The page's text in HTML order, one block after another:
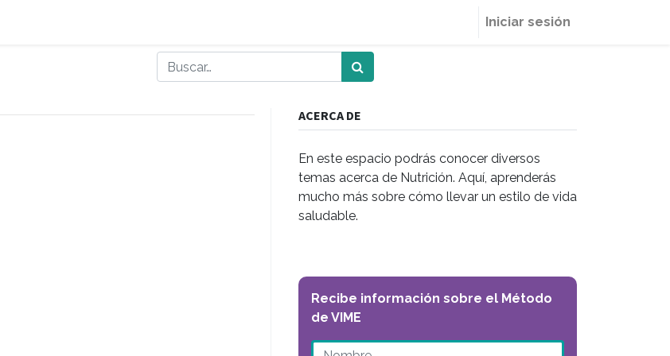
Iniciar sesión
ACERCA DE
En este espacio podrás conocer diversos
temas acerca de Nutrición. Aquí, aprenderás
mucho más sobre cómo llevar un estilo de vida
saludable.
Recibe información sobre el Método
de VIME